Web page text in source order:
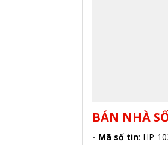
BÁN NHÀ
- Mã số tin: HP-